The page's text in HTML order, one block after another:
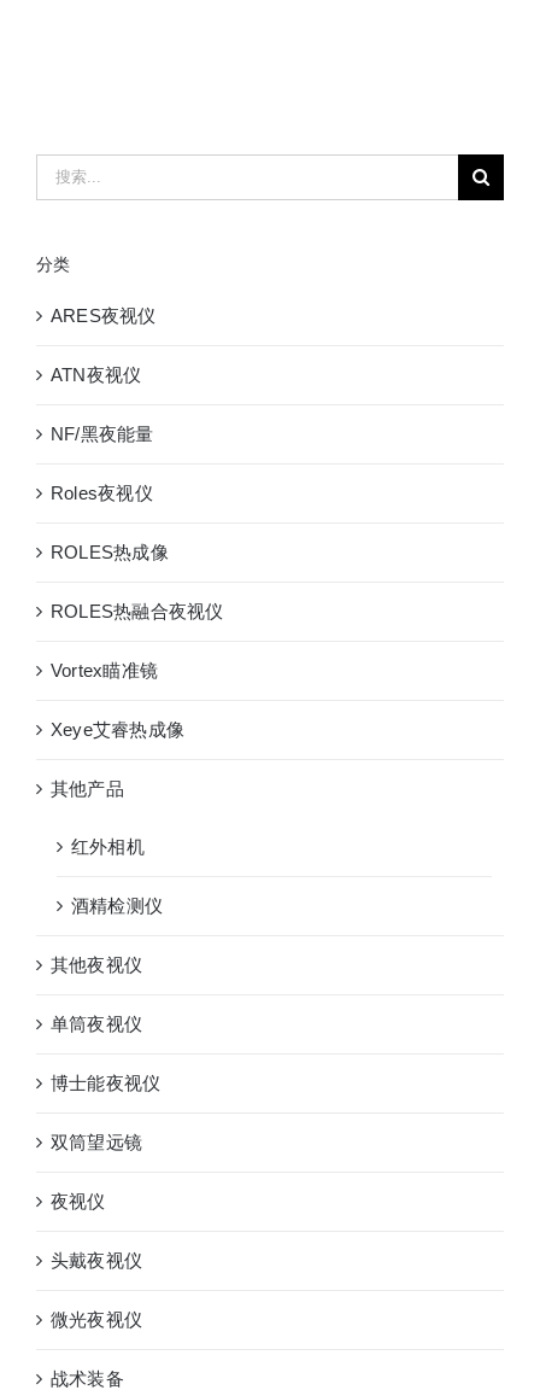
索：
分类
ARES夜视仪
ATN夜视仪
NF/黑夜能量
Roles夜视仪
ROLES热成像
ROLES热融合夜视仪
Vortex瞄准镜
Xeye艾睿热成像
其他产品
红外相机
酒精检测仪
其他夜视仪
单筒夜视仪
博士能夜视仪
双筒望远镜
夜视仪
头戴夜视仪
微光夜视仪
战术装备